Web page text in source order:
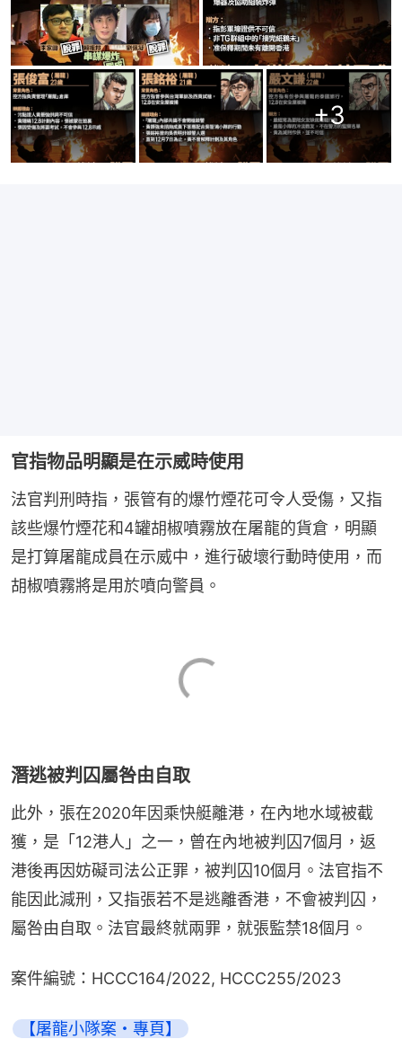
+3
官指物品明顯是在示威時使用
法官判刑時指，張管有的爆竹煙花可令人受傷，又指
該些爆竹煙花和4罐胡椒噴霧放在屠龍的貨倉，明顯
是打算屠龍成員在示威中，進行破壞行動時使用，而
胡椒噴霧將是用於噴向警員。
潛逃被判囚屬咎由自取
此外，張在2020年因乘快艇離港，在內地水域被截
獲，是「12港人」之一，曾在內地被判囚7個月，返
港後再因妨礙司法公正罪，被判囚10個月。法官指不
能因此減刑，又指張若不是逃離香港，不會被判囚，
屬咎由自取。法官最終就兩罪，就張監禁18個月。
案件編號：HCCC164/2022, HCCC255/2023
【屠龍小隊案・專頁】